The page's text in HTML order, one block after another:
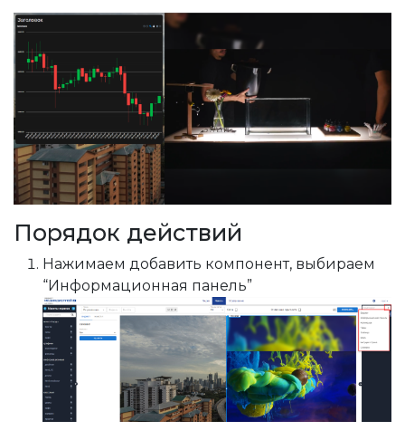
на весь экран
теме
Порядок действий
Нажимаем добавить компонент, выбираем
“Информационная панель”